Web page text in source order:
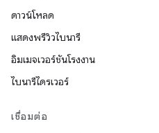
ดาวน์โหลด
แสดงพรีวิวไบนารี
อิมเมจเวอร์ชันโรงงาน
ไบนารีไดรเวอร์
เชื่อมต่อ